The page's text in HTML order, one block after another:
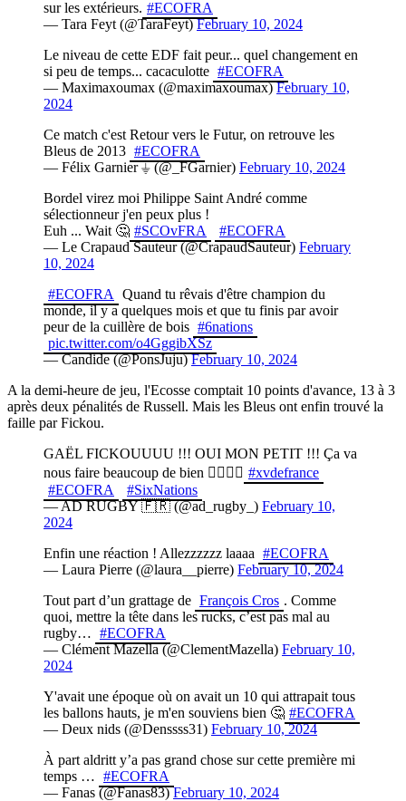
sur les extérieurs. #ECOFRA
— Tara Feyt (@TaraFeyt)February 10, 2024
Le niveau de cette EDF fait peur... quel changement en
si peu de temps... cacaculotte #ECOFRA
— Maximaxoumax (@maximaxoumax)February 10,
2024
Ce match c'est Retour vers le Futur, on retrouve les
Bleus de 2013 #ECOFRA
— Félix Garnier ⏚ (@_FGarnier) February 10, 2024
Bordel virez moi Philippe Saint André comme
sélectionneur j'en peux plus !
Euh ... Wait 🤔 #SCOvFRA
#ECOFRA
— Le Crapaud Sauteur (@CrapaudSauteur) February
10, 2024
#ECOFRA
Quand tu rêvais d'être champion du
monde, il y a quelques mois et que tu finis par avoir
peur de la cuillère de bois #6nations
pic.twitter.com/o4GggibXSz
— Candide (@PonsJuju)February 10, 2024
A la demi-heure de jeu, l'Ecosse comptait 10 points d'avance, 13 à 3
après deux pénalités de Russell. Mais les Bleus ont enfin trouvé la
faille par Fickou.
GAËL FICKOUUUU !!! OUI MON PETIT !!! Ça va
nous faire beaucoup de bien 😮‍💨🇫🇷 #xvdefrance
#ECOFRA
#SixNations
— AD RUGBY 🇫🇷 (@ad_rugby_) February 10,
2024
Enfin une réaction ! Allezzzzzz laaaa #ECOFRA
— Laura Pierre (@laura__pierre) February 10, 2024
Tout part d’un grattage de François Cros . Comme
quoi, mettre la tête dans les rucks, c’est pas mal au
rugby… #ECOFRA
— Clément Mazella (@ClementMazella) February 10,
2024
Y'avait une époque où on avait un 10 qui attrapait tous
les ballons hauts, je m'en souviens bien 🤔 #ECOFRA
— Deux nids (@Denssss31) February 10, 2024
À part aldritt y’a pas grand chose sur cette première mi
temps … #ECOFRA
— Fanas (@Fanas83)February 10, 2024